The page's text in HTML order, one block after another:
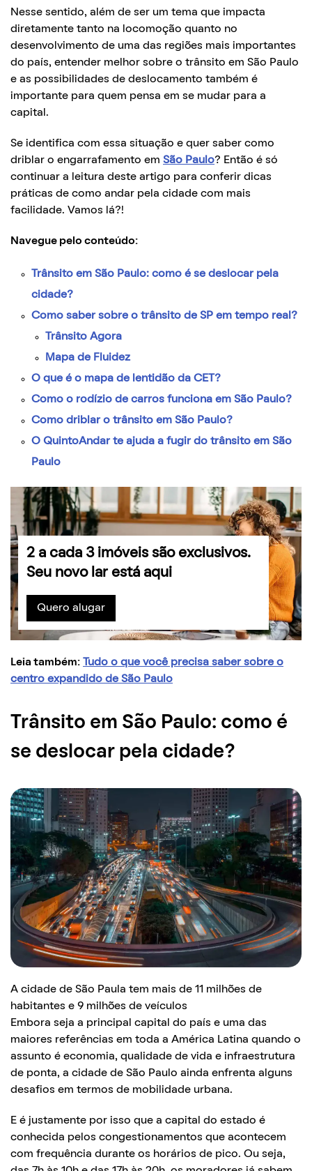
Nesse sentido, além de ser um tema que impacta
diretamente tanto na locomoção quanto no
desenvolvimento de uma das regiões mais importantes
do país, entender melhor sobre o trânsito em São Paulo
e as possibilidades de deslocamento também é
importante para quem pensa em se mudar para a
capital.
Se identifica com essa situação e quer saber como
driblar o engarrafamento em São Paulo? Então é só
continuar a leitura deste artigo para conferir dicas
práticas de como andar pela cidade com mais
facilidade. Vamos lá?!
Navegue pelo conteúdo:
Trânsito em São Paulo: como é se deslocar pela
cidade?
Como saber sobre o trânsito de SP em tempo real?
Trânsito Agora
Mapa de Fluidez
O que é o mapa de lentidão da CET?
Como o rodízio de carros funciona em São Paulo?
Como driblar o trânsito em São Paulo?
O QuintoAndar te ajuda a fugir do trânsito em São
Paulo
2 a cada 3 imóveis são exclusivos.
Seu novo lar está aqui
Quero alugar
Leia também:
Tudo o que você precisa saber sobre o
centro expandido de São Paulo
Trânsito em São Paulo: como é
se deslocar pela cidade?
A cidade de São Paula tem mais de 11 milhões de
habitantes e 9 milhões de veículos
Embora seja a principal capital do país e uma das
maiores referências em toda a América Latina quando o
assunto é economia, qualidade de vida e infraestrutura
de ponta, a cidade de São Paulo ainda enfrenta alguns
desafios em termos de mobilidade urbana.
E é justamente por isso que a capital do estado é
conhecida pelos congestionamentos que acontecem
com frequência durante os horários de pico. Ou seja,